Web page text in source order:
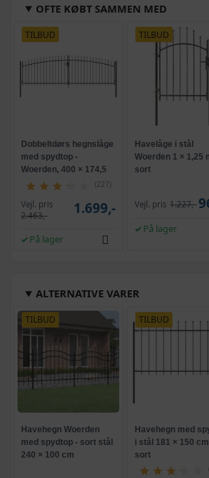
OFTE KØBT SAMMEN MED
TILBUD
Dobbeltdørs hegnslåge
med spydtop -
Woerden, 400 × 174,5
cm, sort
(227)
Vejl. pris
2.463,-
1.699,-
På lager
TILBUD
Havelåge i stål
Woerden 1 × 1,25
sort
Vejl. pris 1.227,-
På lager
ALTERNATIVE VARER
TILBUD
Havehegn Woerden
med spydtop - sort stål
240 × 100 cm
TILBUD
Havehegn med
i stål 181 × 150
sort